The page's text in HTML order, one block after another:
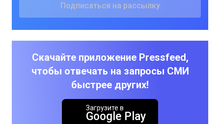
Скачайте приложение Pressfeed,
чтобы отвечать на запросы СМИ
быстрее других!
Загрузите в
Google Play